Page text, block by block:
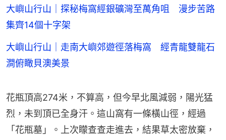
大嶼山行山｜探秘梅窩經銀礦灣至萬角咀 漫步苦路
集齊14個十字架
大嶼山行山｜走南大嶼郊遊徑落梅窩 經青龍雙龍石
澗俯瞰貝澳美景
花瓶頂高274米，不算高，但今早北風減弱，陽光猛
烈，未到頂已全身汗。這山窩有一條橫山徑，經過
「花瓶墓」。上次矇查查走進去，結果草太密放棄，